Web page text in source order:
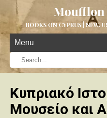
Moufflon
BOOKS ON CYPRUS | NEW,
Menu
Κυπριακό
Μουσείο και